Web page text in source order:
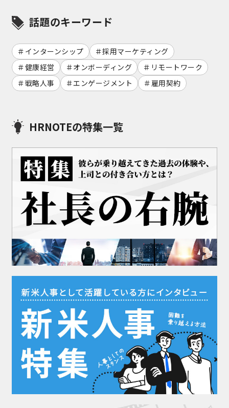
話題のキーワード
インターンシップ
採用マーケティング
健康経営
オンボーディング
リモートワーク
戦略人事
エンゲージメント 雇用契約
HRNOTEの特集一覧